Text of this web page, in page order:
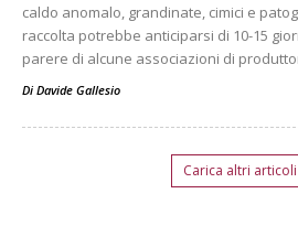
caldo anomalo, grandinate, cimici e
raccolta potrebbe anticiparsi di 10-15
parere di alcune associazioni di
Di Davide Gallesio
Carica altri articoli